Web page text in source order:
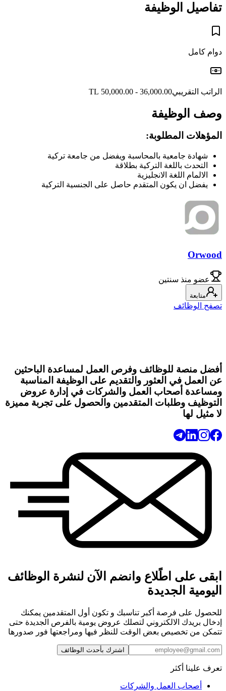
تفاصيل الوظيفة
دوام كامل
الراتب التقريبي36,000.00 - 50,000.00 TL
وصف الوظيفة
المؤهلات المطلوبة:
شهادة جامعية بالمحاسبة ويفضل من جامعة تركية
التحدث باللغة التركية بطلاقة
الالمام اللغة الانجليزية
يفضل ان يكون المتقدم حاصل على الجنسية التركية
Orwood
عضو منذ سنتين
متابعة
تصفح الوظائف
أفضل منصة للوظائف وفرص العمل لمساعدة الباحثين
عن العمل في العثور والتقديم على الوظيفة المناسبة
ومساعدة أصحاب العمل والشركات في إدارة عروض
التوظيف وطلبات المتقدمين والحصول على تجربة مميزة
لا مثيل لها
ابقى على اطًلاع وانضم الآن لنشرة الوظائف
اليومية الجديدة
للحصول على فرصة أكبر تناسبك و تكون أول المتقدمين يمكنك
إدخال بريدك الالكتروني لتصلك عروض يومية بالفرص الجديدة حتى
تتمكن من تخصيص بعض الوقت للنظر فيها ومراجعتها فور صدورها
اشترك بأحدث الوظائف
تعرف علينا أكثر
أصحاب العمل والشركات